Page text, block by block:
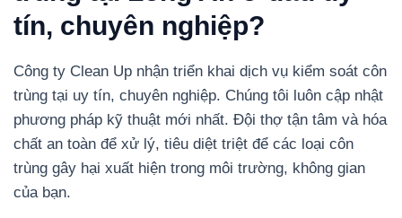
tín, chuyên nghiệp?
Công ty Clean Up nhận triển khai dịch vụ kiểm soát côn
trùng tại uy tín, chuyên nghiệp. Chúng tôi luôn cập nhật
phương pháp kỹ thuật mới nhất. Đội thợ tận tâm và hóa
chất an toàn để xử lý, tiêu diệt triệt để các loại côn
trùng gây hại xuất hiện trong môi trường, không gian
của bạn.